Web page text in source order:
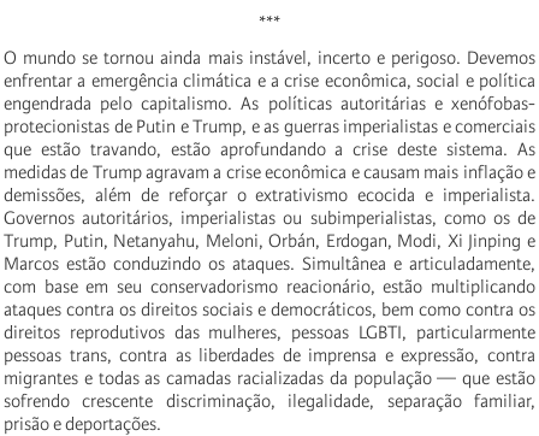
***
O mundo se tornou ainda mais instável, incerto e perigoso. Devemos
enfrentar a emergência climática e a crise econômica, social e política
engendrada pelo capitalismo. As políticas autoritárias e xenófobas-
protecionistas de Putin e Trump, e as guerras imperialistas e comerciais
que estão travando, estão aprofundando a crise deste sistema. As
medidas de Trump agravam a crise econômica e causam mais inflação e
demissões, além de reforçar o extrativismo ecocida e imperialista.
Governos autoritários, imperialistas ou subimperialistas, como os de
Trump, Putin, Netanyahu, Meloni, Orbán, Erdogan, Modi, Xi Jinping e
Marcos estão conduzindo os ataques. Simultânea e articuladamente,
com base em seu conservadorismo reacionário, estão multiplicando
ataques contra os direitos sociais e democráticos, bem como contra os
direitos reprodutivos das mulheres, pessoas LGBTI, particularmente
pessoas trans, contra as liberdades de imprensa e expressão, contra
migrantes e todas as camadas racializadas da população — que estão
sofrendo crescente discriminação, ilegalidade, separação familiar,
prisão e deportações.